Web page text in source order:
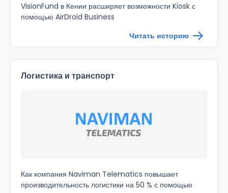
VisionFund в Кении расширяет возможности Kiosk с
помощью AirDroid Business
Читать историю
Логистика и транспорт
Как компания Naviman Telematics повышает
производительность логистики на 50 % с помощью